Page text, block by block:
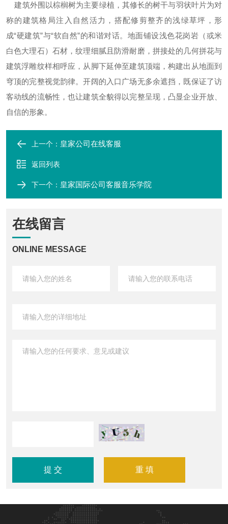
建筑外围以棕榈树为主要绿植，其修长的树干与羽状叶片为对
称的建筑格局注入自然活力，搭配修剪整齐的浅绿草坪，形
成“硬建筑”与“软自然”的和谐对话。地面铺设浅色花岗岩（或米
白色大理石）石材，纹理细腻且防滑耐磨，拼接处的几何拼花与
建筑浮雕纹样相呼应，从脚下延伸至建筑顶端，构建出从地面到
穹顶的完整视觉韵律。开阔的入口广场无多余遮挡，既保证了访
客动线的流畅性，也让建筑全貌得以完整呈现，凸显企业开放、
自信的形象。
上一个： 皇家公司在线客服
返回列表
下一个： 皇家国际公司客服音乐学院
在线留言
ONLINE MESSAGE